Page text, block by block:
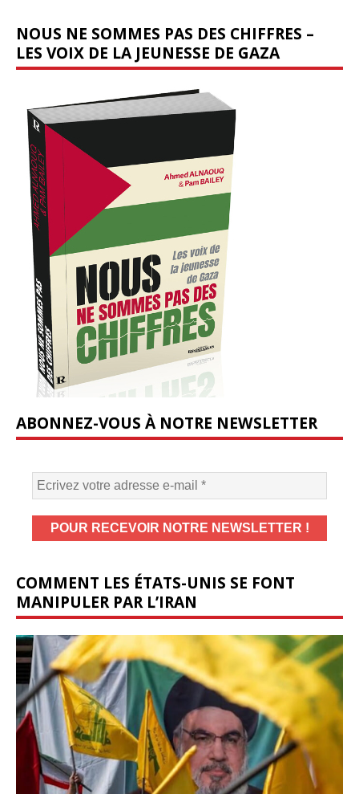
NOUS NE SOMMES PAS DES CHIFFRES –
LES VOIX DE LA JEUNESSE DE GAZA
ABONNEZ-VOUS À NOTRE NEWSLETTER
COMMENT LES ÉTATS-UNIS SE FONT
MANIPULER PAR L’IRAN